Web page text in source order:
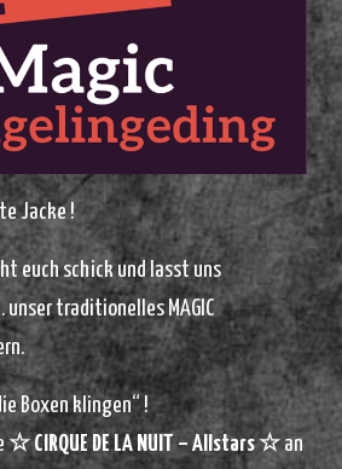
Jacke !
euch schick und lasst uns
unser traditionelles MAGIC
Boxen klingen“ !
☆ CIRQUE DE LA NUIT – Allstars ☆an